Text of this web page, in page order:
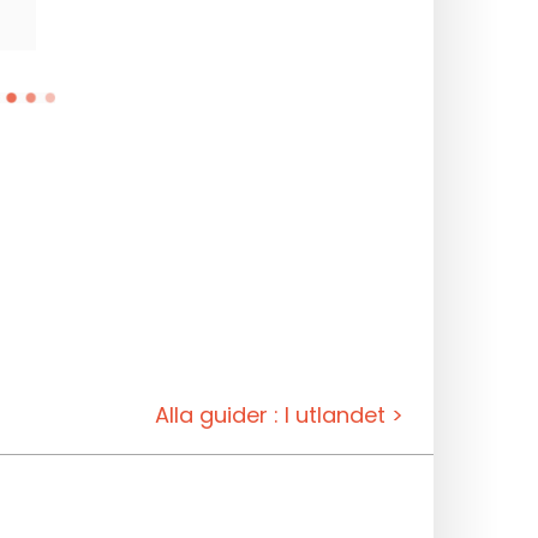
Alla guider : I utlandet >